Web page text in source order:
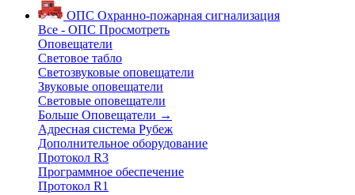
ОПС Охранно-пожарная сигнализация
Все - ОПС Просмотреть
Оповещатели
Световое табло
Светозвуковые оповещатели
Звуковые оповещатели
Световые оповещатели
Больше Оповещатели →
Адресная система Рубеж
Дополнительное оборудование
Протокол R3
Программное обеспечение
Протокол R1